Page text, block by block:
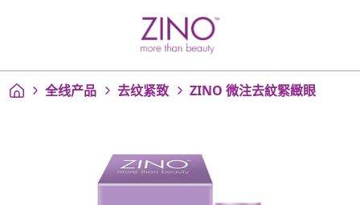
全线产品 去纹紧致 ZINO 微注去紋緊緻眼